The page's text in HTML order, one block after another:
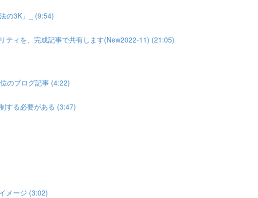
の3K」_ (9:54)
ティを、完成記事で共有します(New2022-11) (21:05)
のブログ記事 (4:22)
する必要がある (3:47)
メージ (3:02)